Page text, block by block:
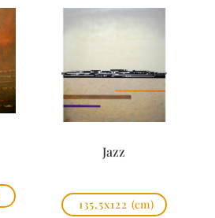
Jazz
135,5x122 (cm)